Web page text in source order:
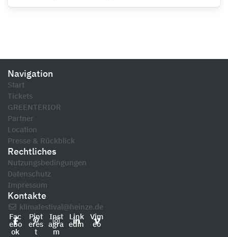
Navigation
Start
Tickets
GREENTERIOR
Partner
Location
Presse & Rückblick
Rechtliches
Nutzungsbedingungen
Datenschutz
Impressum
Kontakte
klimafestival@heinze.de
Fac
ebo
ok
Pint
eres
t
Inst
agra
m
Link
edin
Vim
eo